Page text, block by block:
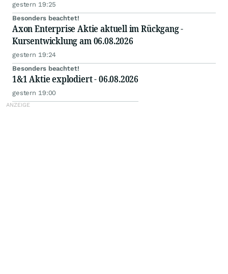
gestern 19:25
Besonders beachtet!
Axon Enterprise Aktie aktuell im Rückgang -
Kursentwicklung am 06.08.2026
gestern 19:24
Besonders beachtet!
1&1 Aktie explodiert - 06.08.2026
gestern 19:00